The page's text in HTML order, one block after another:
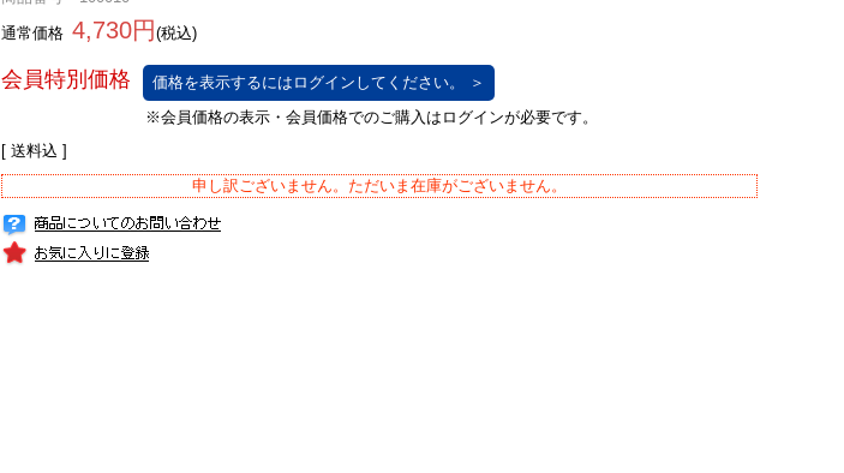
通常価格 4,730円 (税込)
価格を表示するにはログインしてください。 ＞
[ 送料込 ]
申し訳ございません。ただいま在庫がございません。